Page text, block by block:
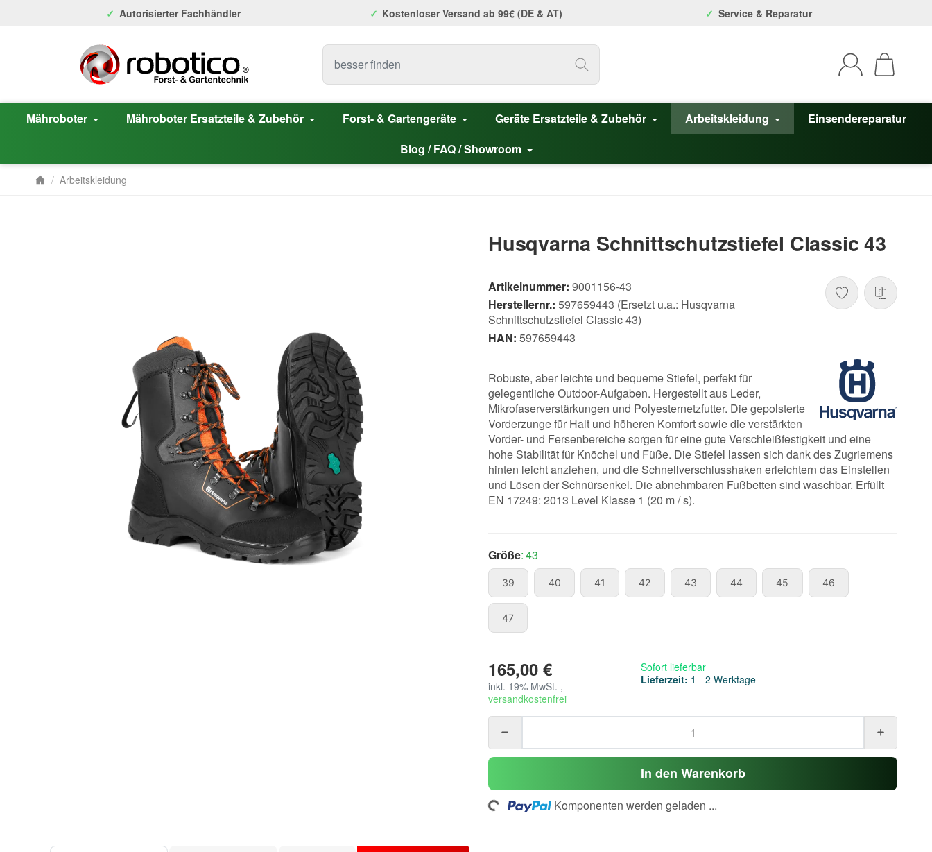
Autorisierter Fachhändler Kostenloser Versand ab 99€ (DE & AT) Service & Reparatur
Mähroboter Mähroboter Ersatzteile & Zubehör Forst- & Gartengeräte Geräte Ersatzteile & Zubehör Arbeitskleidung
Einsendereparatur
Blog / FAQ / Showroom
/ Arbeitskleidung
Husqvarna Schnittschutzstiefel Classic 43
Artikelnummer: 9001156-43
Herstellernr.: 597659443 (Ersetzt u.a.: Husqvarna
Schnittschutzstiefel Classic 43)
HAN: 597659443
Robuste, aber leichte und bequeme Stiefel, perfekt für
gelegentliche Outdoor-Aufgaben. Hergestellt aus Leder,
Mikrofaserverstärkungen und Polyesternetzfutter. Die gepolsterte
Vorderzunge für Halt und höheren Komfort sowie die verstärkten
Vorder- und Fersenbereiche sorgen für eine gute Verschleißfestigkeit und eine
hohe Stabilität für Knöchel und Füße. Die Stiefel lassen sich dank des Zugriemens
hinten leicht anziehen, und die Schnellverschlusshaken erleichtern das Einstellen
und Lösen der Schnürsenkel. Die abnehmbaren Fußbetten sind waschbar. Erfüllt
EN 17249: 2013 Level Klasse 1 (20 m / s).
Größe 43
39 4040 41 4242 4343 4444 45 4646
4747
165,00 €
inkl. 19% MwSt. ,
versandkostenfrei
Sofort lieferbar
Lieferzeit: 1 - 2 Werktage
In den Warenkorb
Loading... Komponenten werden geladen ...